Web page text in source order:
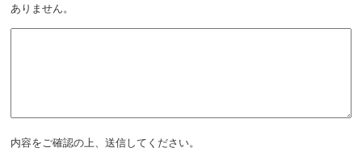
ありません。
内容をご確認の上、送信してください。